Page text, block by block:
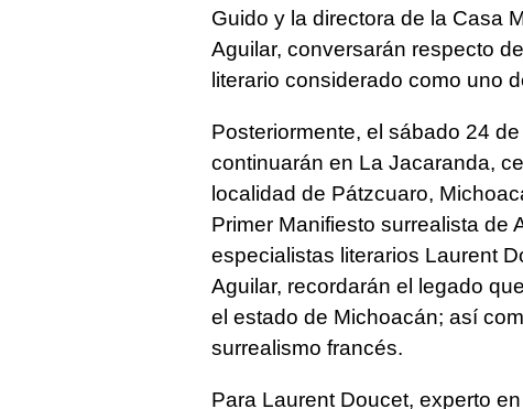
Guido y la directora de la Casa
Aguilar, conversarán respecto
literario considerado como uno
Posteriormente, el sábado 24
continuarán en La Jacaranda,
localidad de Pátzcuaro,
Primer Manifiesto surrealista de
especialistas literarios Laurent
Aguilar, recordarán el legado
el estado de Michoacán; así
surrealismo francés.
Para Laurent Doucet, experto